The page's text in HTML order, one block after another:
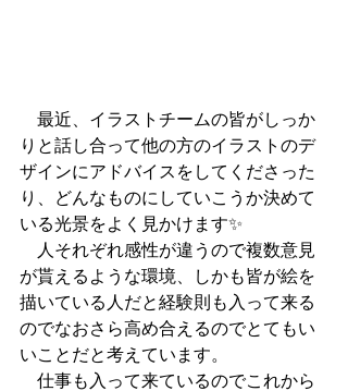
最近、イラストチームの皆がしっか
りと話し合って他の方のイラストのデ
ザインにアドバイスをしてくださった
り、どんなものにしていこうか決めて
いる光景をよく見かけます✨
人それぞれ感性が違うので複数意見
が貰えるような環境、しかも皆が絵を
描いている人だと経験則も入って来る
のでなおさら高め合えるのでとてもい
いことだと考えています。
仕事も入って来ているのでこれから